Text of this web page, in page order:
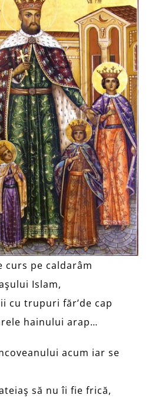
curs pe caldarâm
Islam,
cu trupuri făr’de cap
hainului arap…
acum iar se
să nu îi fie frică,